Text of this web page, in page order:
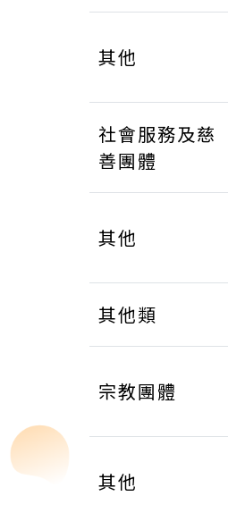
其他
社會服務及慈
善團體
其他
其他類
宗教團體
其他